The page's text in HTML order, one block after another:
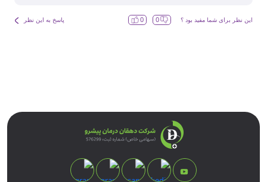
این نظر برای شما مفید بود ؟ 0
0 پاسخ به این نظر